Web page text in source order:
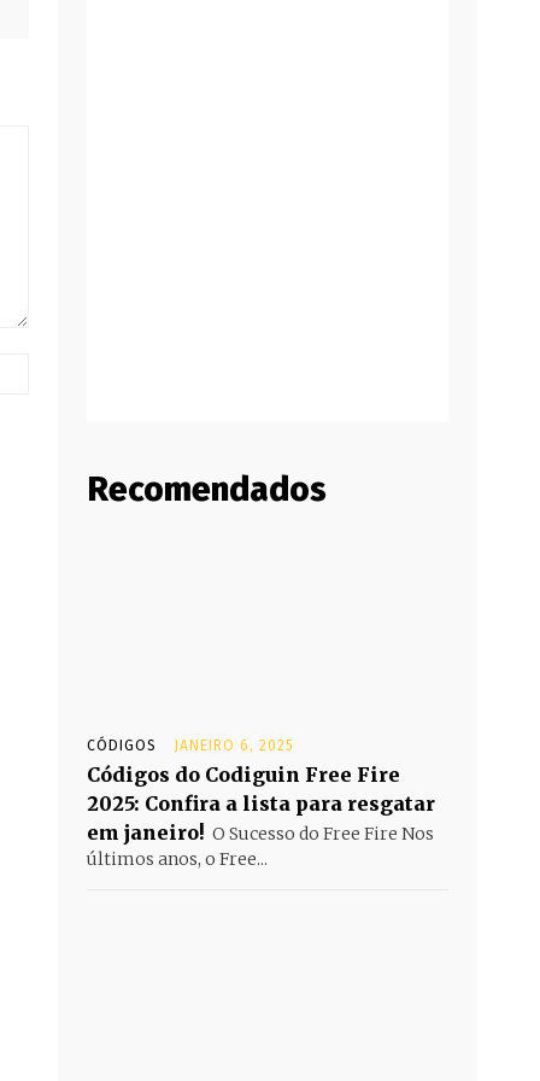
Recomendados
CÓDIGOS JANEIRO 6, 2025
Códigos do Codiguin Free Fire
2025: Confira a lista para resgatar
em janeiro! O Sucesso do Free Fire Nos
últimos anos, o Free...